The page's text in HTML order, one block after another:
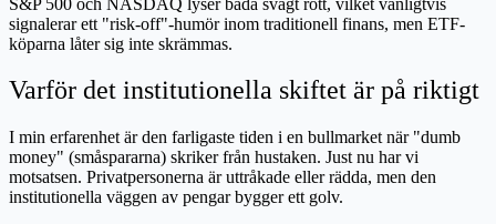
signalerar ett "risk-off"-humör inom traditionell finans, men ETF-
köparna låter sig inte skrämmas.
Varför det institutionella skiftet är på riktigt
I min erfarenhet är den farligaste tiden i en bullmarket när "dumb
money" (småspararna) skriker från hustaken. Just nu har vi
motsatsen. Privatpersonerna är uttråkade eller rädda, men den
institutionella väggen av pengar bygger ett golv.